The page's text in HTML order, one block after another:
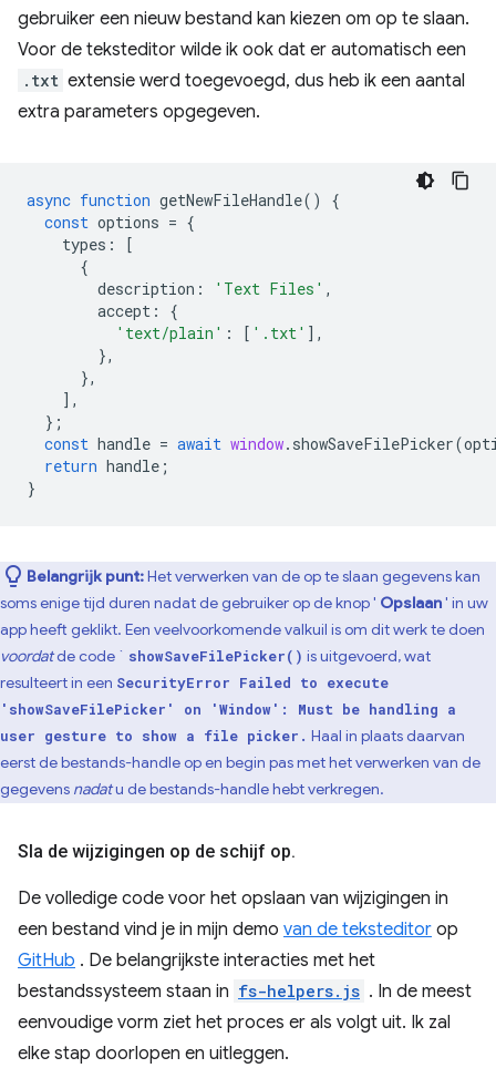
gebruiker een nieuw bestand kan kiezen om op te slaan.
Voor de teksteditor wilde ik ook dat er automatisch een
.txt extensie werd toegevoegd, dus heb ik een aantal
extra parameters opgegeven.
async function getNewFileHandle()
{
const options = {
types :
[
{
description : 'Text Files' ,
accept :
{
'text/plain' : [ '.txt' ],
},
},
],
};
const handle = await window. showSaveFilePicker(
return handle ;
}
Belangrijk punt:Het verwerken van de op te slaan gegevens kan
soms enige tijd duren nadat de gebruiker op de knop ' Opslaan' in uw
app heeft geklikt. Een veelvoorkomende valkuil is om dit werk te doen
voordatde code ` showSaveFilePicker() is uitgevoerd, wat
resulteert in een SecurityError Failed to execute
'showSaveFilePicker' on 'Window': Must be handling a
user gesture to show a file picker. Haal in plaats daarvan
eerst de bestands-handle op en begin pas met het verwerken van de
gegevens nadatu de bestands-handle hebt verkregen.
Sla de wijzigingen op de schijf op.
De volledige code voor het opslaan van wijzigingen in
een bestand vind je in mijn demo van de teksteditor op
GitHub . De belangrijkste interacties met het
bestandssysteem staan ​​in fs-helpers.js . In de meest
eenvoudige vorm ziet het proces er als volgt uit. Ik zal
elke stap doorlopen en uitleggen.